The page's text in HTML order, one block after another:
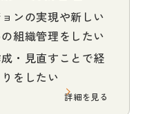
ンの実現や新しい
組織管理をしたい
・見直すことで経
をしたい
詳細を見る